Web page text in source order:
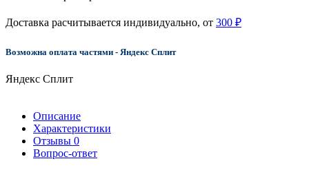
Доставка расчитывается индивидуально, от 300 ₽
Возможна оплата частями - Яндекс Сплит
Яндекс Сплит
Описание
Характеристики
Отзывы 0
Вопрос-ответ